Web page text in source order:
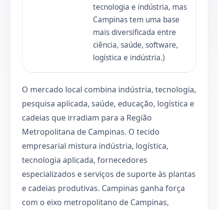
tecnologia e indústria, mas
Campinas tem uma base
mais diversificada entre
ciência, saúde, software,
logística e indústria.)
O mercado local combina indústria, tecnologia,
pesquisa aplicada, saúde, educação, logística e
cadeias que irradiam para a Região
Metropolitana de Campinas. O tecido
empresarial mistura indústria, logística,
tecnologia aplicada, fornecedores
especializados e serviços de suporte às plantas
e cadeias produtivas. Campinas ganha força
com o eixo metropolitano de Campinas,